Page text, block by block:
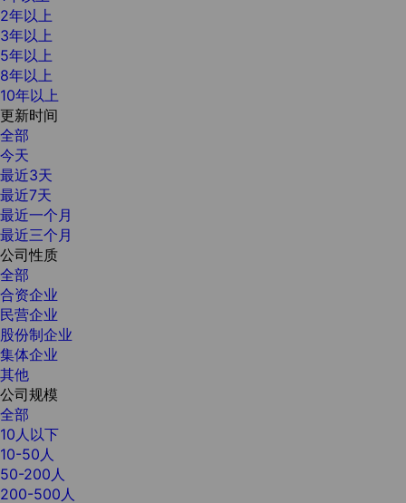
2年以上
3年以上
5年以上
8年以上
10年以上
更新时间
全部
今天
最近3天
最近7天
最近一个月
最近三个月
公司性质
全部
合资企业
民营企业
股份制企业
集体企业
其他
公司规模
全部
10人以下
10-50人
50-200人
200-500人